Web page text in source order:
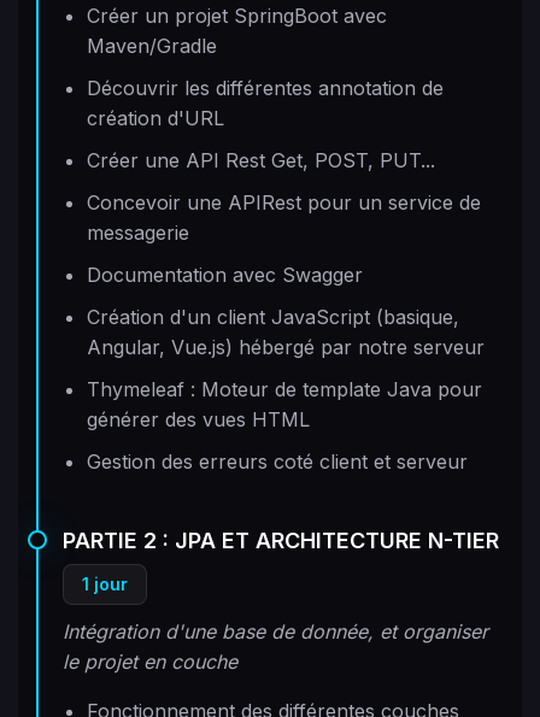
Créer un projet SpringBoot avec
Maven/Gradle
Découvrir les différentes annotation de
création d'URL
Créer une API Rest Get, POST, PUT...
Concevoir une APIRest pour un service de
messagerie
Documentation avec Swagger
Création d'un client JavaScript (basique,
Angular, Vue.js) hébergé par notre serveur
Thymeleaf : Moteur de template Java pour
générer des vues HTML
Gestion des erreurs coté client et serveur
PARTIE 2 : JPA ET ARCHITECTURE N-TIER
1 jour
Intégration d'une base de donnée, et organiser
le projet en couche
Fonctionnement des différentes couches